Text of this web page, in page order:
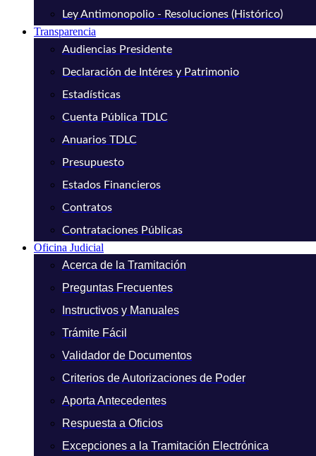
Ley Antimonopolio - Resoluciones (Histórico)
Transparencia
Audiencias Presidente
Declaración de Intéres y Patrimonio
Estadísticas
Cuenta Pública TDLC
Anuarios TDLC
Presupuesto
Estados Financieros
Contratos
Contrataciones Públicas
Oficina Judicial
Acerca de la Tramitación
Preguntas Frecuentes
Instructivos y Manuales
Trámite Fácil
Validador de Documentos
Criterios de Autorizaciones de Poder
Aporta Antecedentes
Respuesta a Oficios
Excepciones a la Tramitación Electrónica